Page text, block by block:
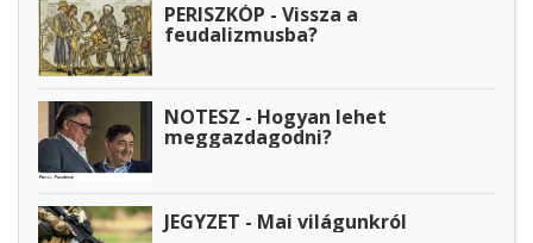
PERISZKÓP - Vissza a
feudalizmusba?
NOTESZ - Hogyan lehet
meggazdagodni?
JEGYZET - Mai világunkról